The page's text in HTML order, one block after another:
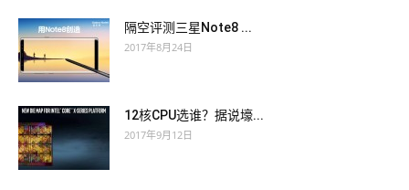
隔空评测三星Note8 ...
2017年8月24日
12核CPU选谁？据说壕...
2017年9月12日